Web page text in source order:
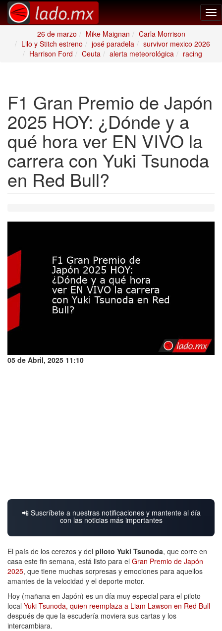
26 de marzo
Mike Maignan
Carla Morrison
Lilo y Stitch estreno
josé paradela
survivor mexico 2026
Harrison Ford
Ceuta alerta meteorológica racing
F1 Gran Premio de Japón
2025 HOY: ¿Dónde y a
qué hora ver EN VIVO la
carrera con Yuki Tsunoda
en Red Bull?
05 de Abril, 2025 11:10
📲 Suscríbete a nuestras notificaciones y mantente al día
con las noticias más importantes
El país de los cerezos y del piloto Yuki Tsunoda, que corre en
casa este fin semana, está listo para el Gran Premio de Japón
2025, que tiene muchas sorpresas y emociones para aquellos
amantes de la velocidad y el deporte motor.
Hoy (mañana en Japón) es un día muy especial para el piloto
local Yuki Tsunoda, quien reemplaza a Liam Lawson en Red Bull
después de que la escudería moviera sus cartas y los
intercambiara.